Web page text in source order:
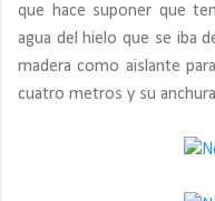
que hace suponer que
agua del hielo que se iba
madera como aislante
cuatro metros y su